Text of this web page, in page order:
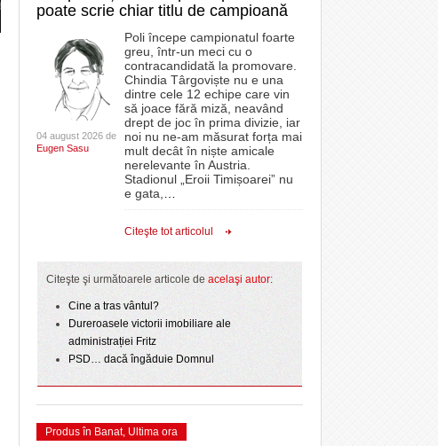
poate scrie chiar titlu de campioană
04 august 2026 de
Eugen Sasu
Poli începe campionatul foarte
greu, într-un meci cu o
contracandidată la promovare.
Chindia Târgoviște nu e una
dintre cele 12 echipe care vin
să joace fără miză, neavând
drept de joc în prima divizie, iar
noi nu ne-am măsurat forța mai
mult decât în niște amicale
nerelevante în Austria.
Stadionul „Eroii Timișoarei” nu
e gata,
Citeşte tot articolul
Citeşte şi următoarele articole de acelaşi autor:
Cine a tras vântul?
Dureroasele victorii imobiliare ale
administrației Fritz
PSD… dacă îngăduie Domnul
Produs în Banat, Ultima ora